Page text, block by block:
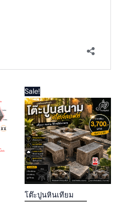
Sale!
โต๊ะปูนหินเทียม
price
was:
3,900฿.
price
is:
3,400฿.